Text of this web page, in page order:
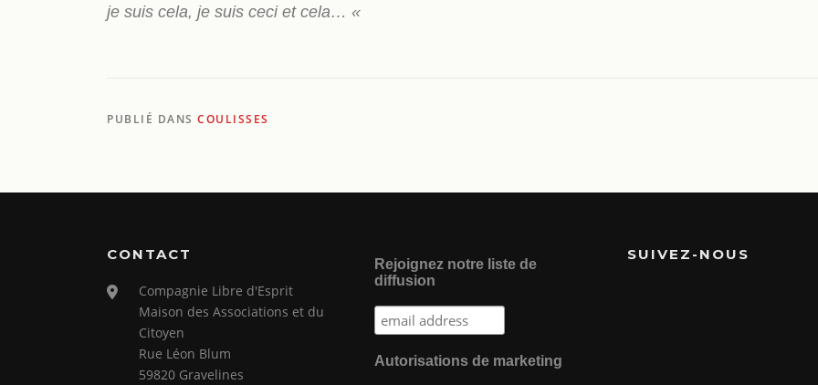
je suis cela, je suis ceci et cela… «
PUBLIÉ DANS COULISSES
CONTACT
Compagnie Libre d'Esprit
Maison des Associations et du
Citoyen
Rue Léon Blum
59820 Gravelines
Rejoignez notre liste de
diffusion
Autorisations de marketing
SUIVEZ-NOUS